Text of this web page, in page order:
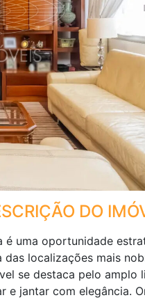
DO
é uma oportunidade
das localizações mais
se destaca pelo amplo
e jantar com elegância.